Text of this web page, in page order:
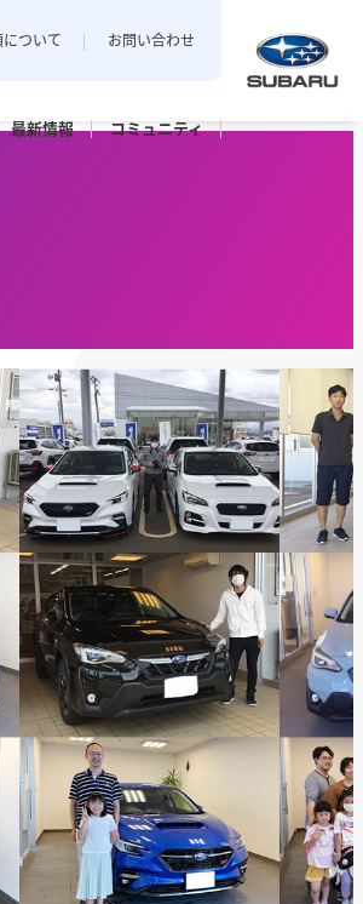
ついて お問い合わせ
ースポット長岡
町店
最新情報 コミュニティ